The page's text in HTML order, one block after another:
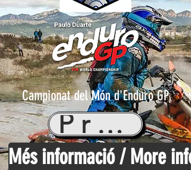
Campionat del Món d'Enduro GP
Més informació / More